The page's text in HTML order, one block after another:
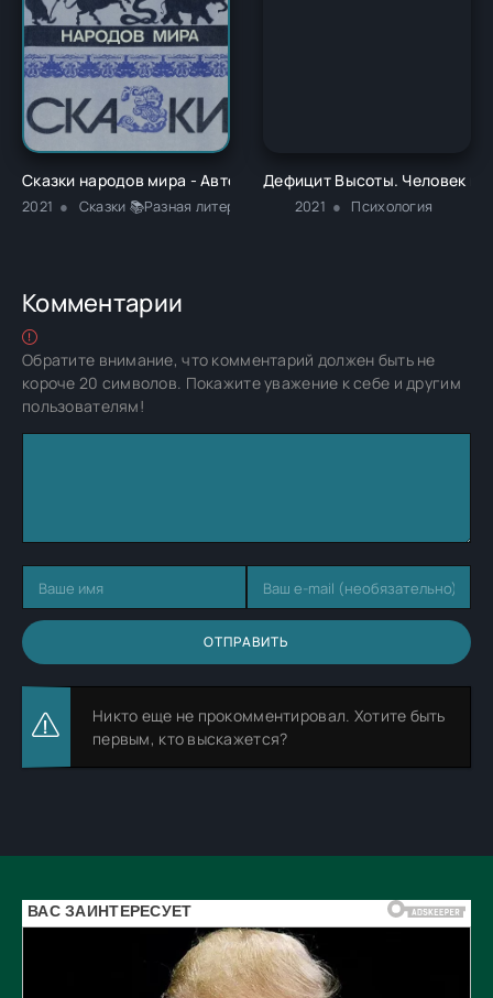
Сказки народов мира - Автор Неизвестен -- Народные
2021 Сказки 📚Разная литература
Дефицит Высоты. Человек
2021 Психология
Комментарии
Обратите внимание, что комментарий должен быть не
короче 20 символов. Покажите уважение к себе и другим
пользователям!
ОТПРАВИТЬ
Никто еще не прокомментировал. Хотите быть
первым, кто выскажется?